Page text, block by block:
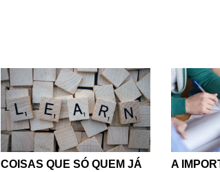
COISAS QUE SÓ QUEM JÁ
A